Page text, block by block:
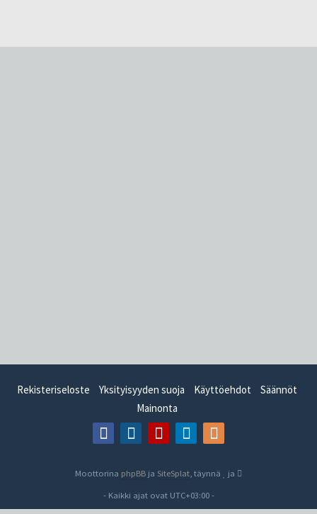
Rekisteriseloste Yksityisyyden suoja Käyttöehdot
Säännöt
Mainonta
Moottorina phpBB ja SiteSplat , täynnä
ja
- Kaikki ajat ovat UTC+03:00-